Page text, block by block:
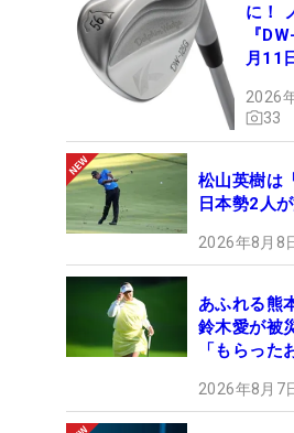
に！
『
月11
2026
33
松山英樹は
日本勢2人
2026年8月8
あふれる熊
鈴木愛が被
「もらった
2026年8月7